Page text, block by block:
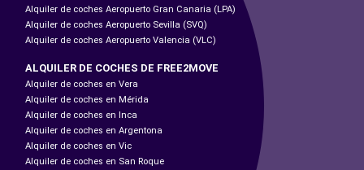
Alquiler de coches Aeropuerto Gran Canaria (LPA)
Alquiler de coches Aeropuerto Sevilla (SVQ)
Alquiler de coches Aeropuerto Valencia (VLC)
ALQUILER DE COCHES DE FREE2MOVE
Alquiler de coches en Vera
Alquiler de coches en Mérida
Alquiler de coches en Inca
Alquiler de coches en Argentona
Alquiler de coches en Vic
Alquiler de coches en San Roque